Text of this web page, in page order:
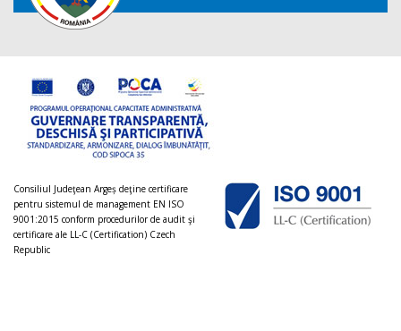
Consiliul Judeţean Argeș deţine certificare
pentru sistemul de management EN ISO
9001:2015 conform procedurilor de audit şi
certificare ale LL-C (Certification) Czech
Republic